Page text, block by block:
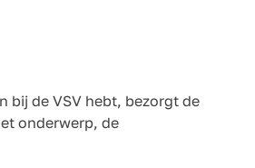
bij de VSV hebt, bezorgt de
onderwerp, de